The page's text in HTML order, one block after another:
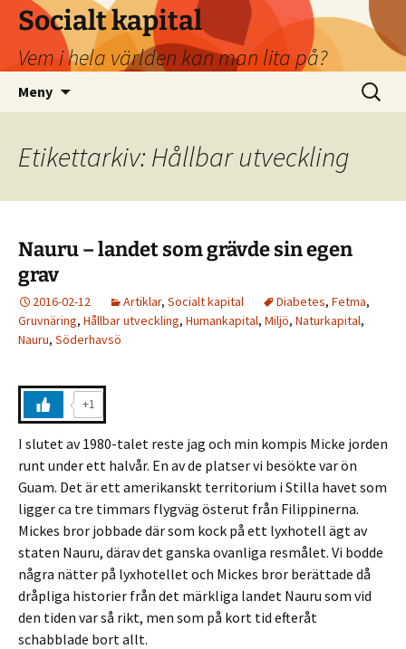
Socialt kapital
Vem i hela världen kan man lita på?
Meny
Sök
efter:
Etikettarkiv: Hållbar utveckling
Nauru – landet som grävde sin egen
grav
2016-02-12 Artiklar, Socialt kapital Diabetes, Fetma,
Gruvnäring, Hållbar utveckling, Humankapital, Miljö, Naturkapital,
Nauru, Söderhavsö
+1
I slutet av 1980-talet reste jag och min kompis Micke jorden
runt under ett halvår. En av de platser vi besökte var ön
Guam. Det är ett amerikanskt territorium i Stilla havet som
ligger ca tre timmars flygväg österut från Filippinerna.
Mickes bror jobbade där som kock på ett lyxhotell ägt av
staten Nauru, därav det ganska ovanliga resmålet. Vi bodde
några nätter på lyxhotellet och Mickes bror berättade då
dråpliga historier från det märkliga landet Nauru som vid
den tiden var så rikt, men som på kort tid efteråt
schabblade bort allt.